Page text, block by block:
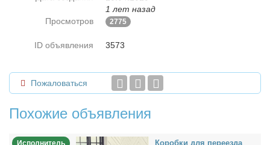
1 лет назад
Просмотров
2775
ID объявления 3573
Пожаловаться
Похожие объявления
Исполнитель Ко­роб­ки для пе­ре­ез­да